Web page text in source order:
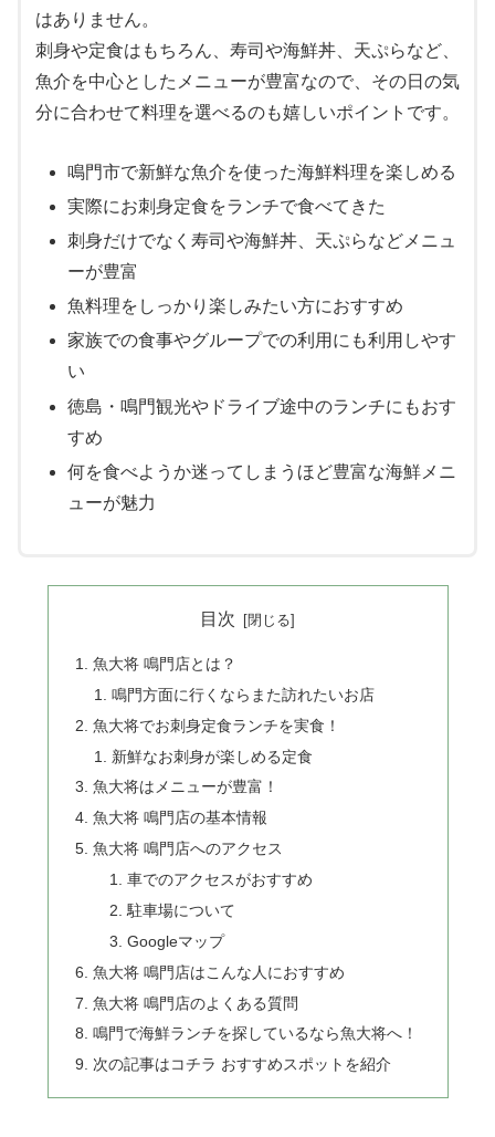
はありません。
刺身や定食はもちろん、寿司や海鮮丼、天ぷらなど、
魚介を中心としたメニューが豊富なので、その日の気
分に合わせて料理を選べるのも嬉しいポイントです。
鳴門市で新鮮な魚介を使った海鮮料理を楽しめる
実際にお刺身定食をランチで食べてきた
刺身だけでなく寿司や海鮮丼、天ぷらなどメニュ
ーが豊富
魚料理をしっかり楽しみたい方におすすめ
家族での食事やグループでの利用にも利用しやす
い
徳島・鳴門観光やドライブ途中のランチにもおす
すめ
何を食べようか迷ってしまうほど豊富な海鮮メニ
ューが魅力
目次
魚大将 鳴門店とは？
鳴門方面に行くならまた訪れたいお店
魚大将でお刺身定食ランチを実食！
新鮮なお刺身が楽しめる定食
魚大将はメニューが豊富！
魚大将 鳴門店の基本情報
魚大将 鳴門店へのアクセス
車でのアクセスがおすすめ
駐車場について
Googleマップ
魚大将 鳴門店はこんな人におすすめ
魚大将 鳴門店のよくある質問
鳴門で海鮮ランチを探しているなら魚大将へ！
次の記事はコチラ おすすめスポットを紹介